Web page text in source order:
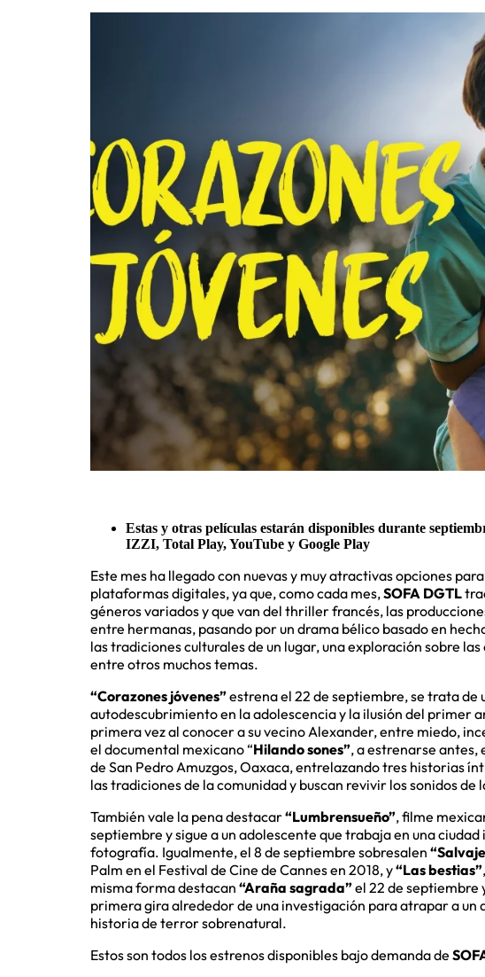
Estas y otras películas estarán disponibles durante
IZZI, Total Play, YouTube y Google Play
Este mes ha llegado con nuevas y muy atractivas opciones
plataformas digitales, ya que, como cada mes,SOFA DGTL
géneros variados y que van del thriller francés, las
entre hermanas, pasando por un drama bélico basado en
las tradiciones culturales de un lugar, una exploración sobre
entre otros muchos temas.
“Corazones jóvenes”estrena el 22 de septiembre, se trata de
autodescubrimiento en la adolescencia y la ilusión del primer
primera vez al conocer a su vecino Alexander, entre miedo,
el documental mexicano “Hilando sones”, a estrenarse antes,
de San Pedro Amuzgos, Oaxaca, entrelazando tres historias
las tradiciones de la comunidad y buscan revivir los sonidos de
También vale la pena destacar“Lumbrensueño”, filme
septiembre y sigue a un adolescente que trabaja en una
fotografía. Igualmente, el 8 de septiembre sobresalen
Palm en el Festival de Cine de Cannes en 2018, y“Las bestias”
misma forma destacan “Araña sagrada”el 22 de septiembre
primera gira alrededor de una investigación para atrapar a un
historia de terror sobrenatural.
Estos son todos los estrenos disponibles bajo demanda de